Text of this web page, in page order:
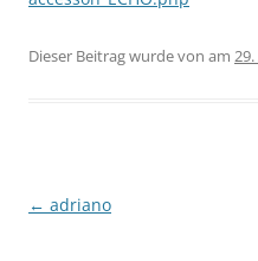
Dieser Beitrag wurdevon am
Beitragsnavigation
← adriano